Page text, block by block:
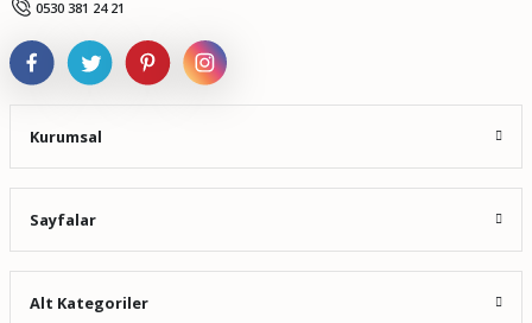
0530 381 24 21
Kurumsal
Sayfalar
Alt Kategoriler